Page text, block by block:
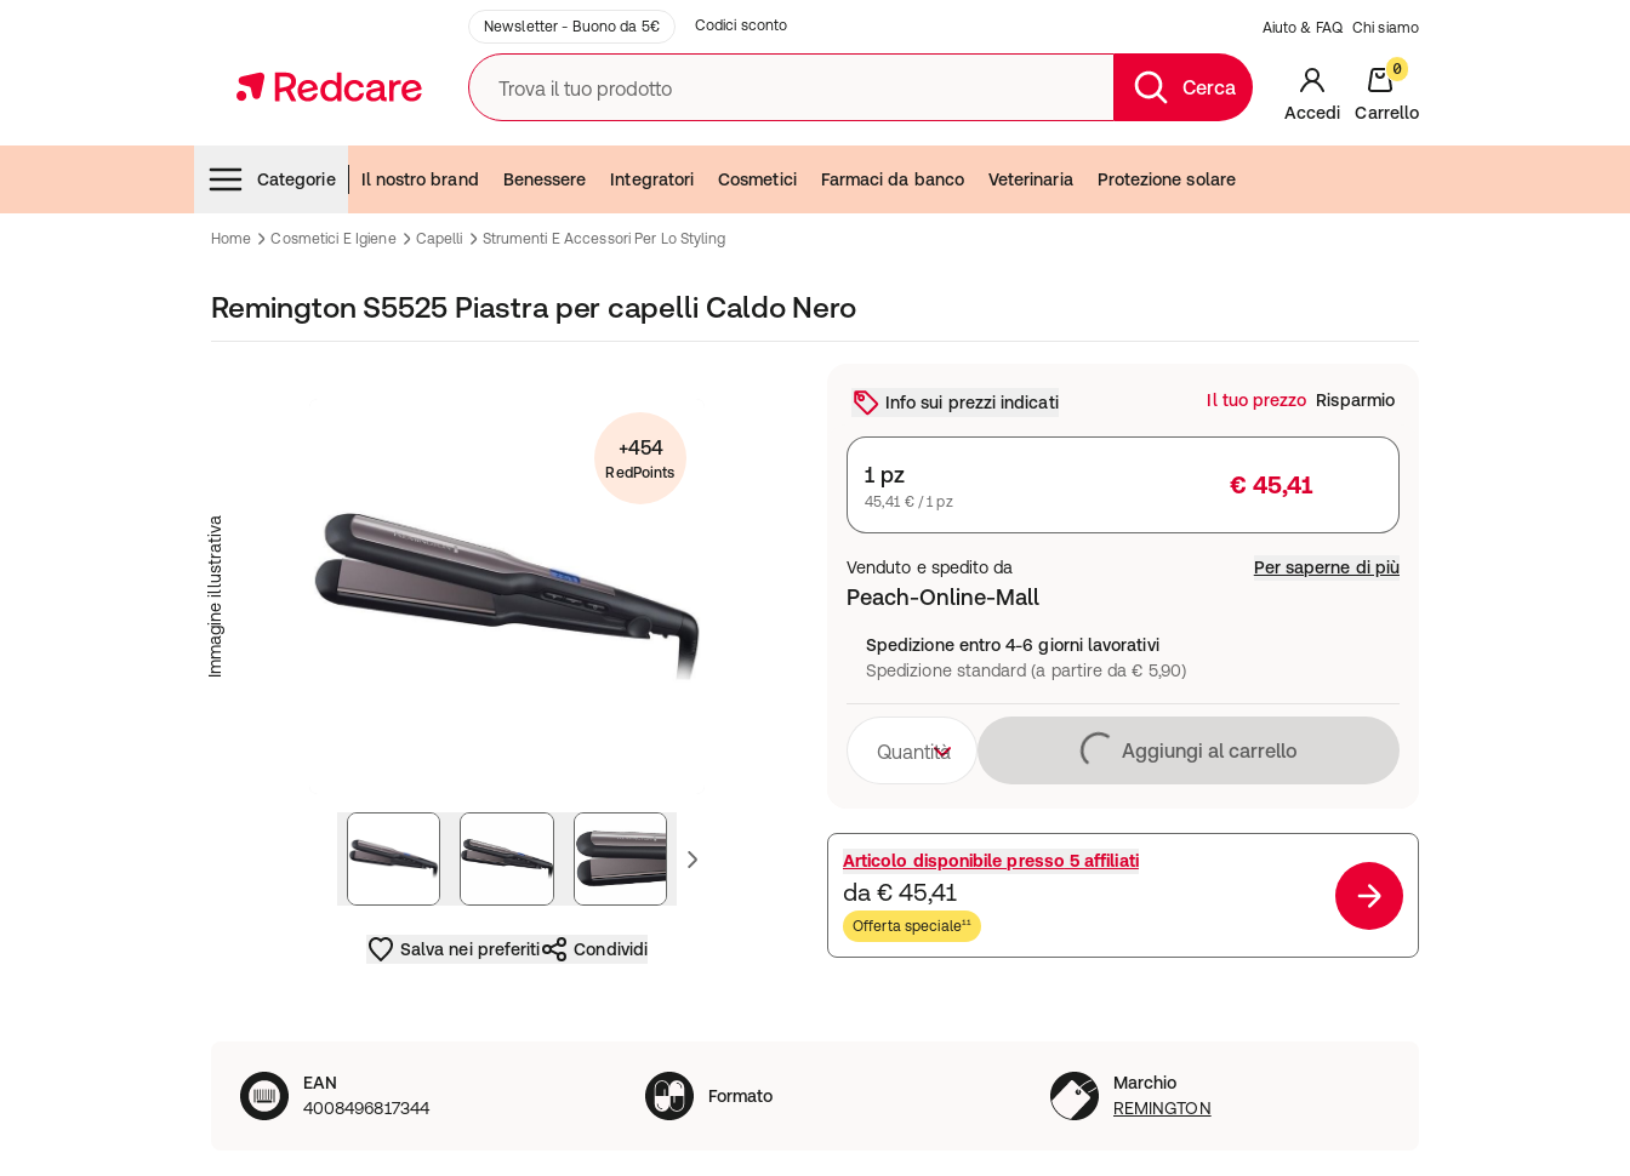
Newsletter - Buono da 5€ Codici sconto Aiuto & FAQ Chi siamo
Trova il tuo prodotto Cerca
Accedi
0
Carrello
Categorie
Il nostro brand Benessere Integratori Cosmetici Farmaci da banco Veterinaria Protezione solare
Home Cosmetici E Igiene Capelli Strumenti E Accessori Per Lo Styling
Remington S5525 Piastra per capelli Caldo Nero
Immagine illustrativa
immagine successiva immagine precedente
+454
RedPoints
Salva nei preferiti Condividi
Info sui prezzi indicati Il tuo prezzo Risparmio
1 pz
45,41 € / 1 pz
€ 45,41
Venduto e spedito da Per saperne di più
Peach-Online-Mall
Spedizione entro 4-6 giorni lavorativi
Spedizione standard (a partire da € 5,90)
Quantità Caricamento in corso
Aggiungi al carrello
Articolo disponibile presso 5 affiliati
da € 45,41
Offerta speciale¹¹
EAN
4008496817344
Formato
Marchio
REMINGTON